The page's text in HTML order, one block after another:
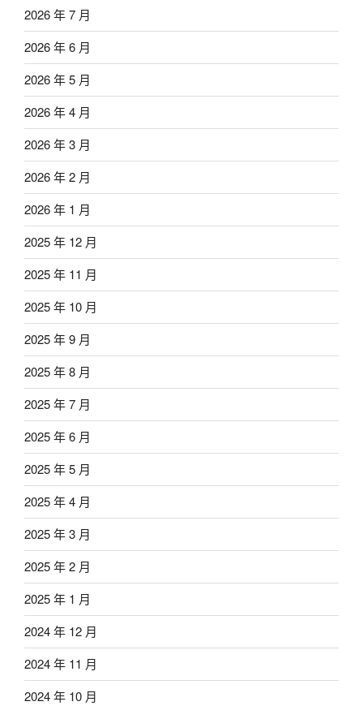
2026 年 7 月
2026 年 6 月
2026 年 5 月
2026 年 4 月
2026 年 3 月
2026 年 2 月
2026 年 1 月
2025 年 12 月
2025 年 11 月
2025 年 10 月
2025 年 9 月
2025 年 8 月
2025 年 7 月
2025 年 6 月
2025 年 5 月
2025 年 4 月
2025 年 3 月
2025 年 2 月
2025 年 1 月
2024 年 12 月
2024 年 11 月
2024 年 10 月